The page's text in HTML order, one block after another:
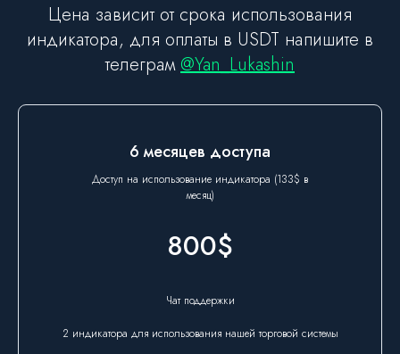
Цена зависит от срока использования
индикатора, для оплаты в USDT напишите в
телеграм @Yan_Lukashin
6 месяцев доступа
Доступ на использование индикатора (133$ в
месяц)
800$
Чат поддержки
2 индикатора для использования нашей торговой системы